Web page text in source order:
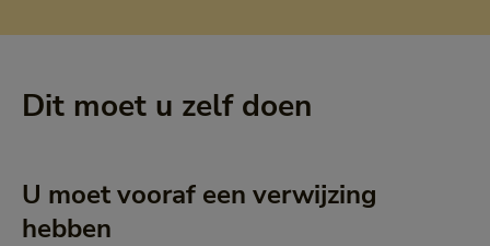
Dit moet u zelf doen
U moet vooraf een verwijzing
hebben